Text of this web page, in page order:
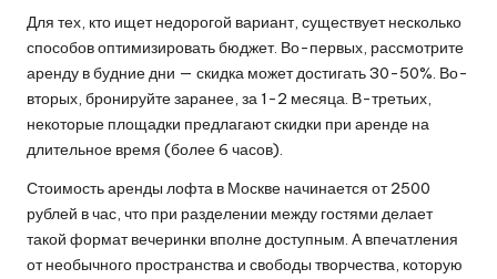
Для тех, кто ищет недорогой вариант, существует несколько
способов оптимизировать бюджет. Во-первых, рассмотрите
аренду в будние дни — скидка может достигать 30-50%. Во-
вторых, бронируйте заранее, за 1-2 месяца. В-третьих,
некоторые площадки предлагают скидки при аренде на
длительное время (более 6 часов).
Стоимость аренды лофта в Москве начинается от 2500
рублей в час, что при разделении между гостями делает
такой формат вечеринки вполне доступным. А впечатления
от необычного пространства и свободы творчества, которую